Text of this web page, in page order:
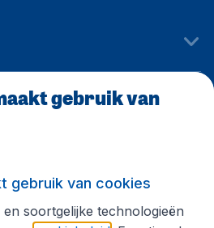
gebruik van
gebruik van cookies
soortgelijke technologieën